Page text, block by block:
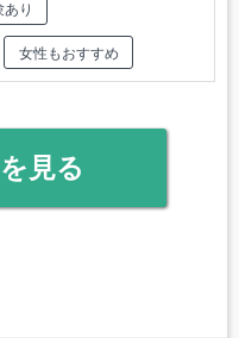
あり
女性もおすすめ
見る